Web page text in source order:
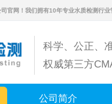
官网！我们拥有10年专业水质检测行业
科学、公正、
权威第三方
公司简介